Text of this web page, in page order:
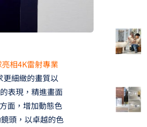
相4K雷射專業
更細緻的畫質以
表現，精進畫面
面，增加動態色
頭，以卓越的色